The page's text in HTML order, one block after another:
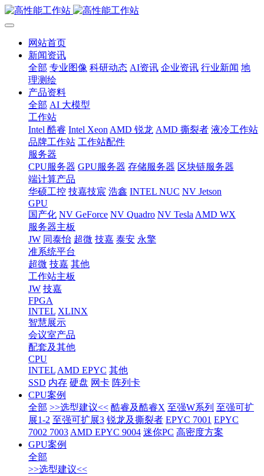
网站首页
新闻资讯
全部 专业图像 科研动态 AI资讯 企业资讯 行业新闻 地
理测绘
产品资料
全部 AI 大模型
工作站
Intel 酷睿 Intel Xeon AMD 锐龙 AMD 撕裂者 液冷工作站
品牌工作站 工作站配件
服务器
CPU服务器 GPU服务器 存储服务器 区块链服务器
端计算产品
华硕工控 技嘉技宸 浩鑫 INTEL NUC NV Jetson
GPU
国产化 NV GeForce NV Quadro NV Tesla AMD WX
服务器主板
JW 同泰怡 超微 技嘉 泰安 永擎
准系统平台
超微 技嘉 其他
工作站主板
JW 技嘉
FPGA
INTEL XLINX
智慧展示
会议室产品
配套及其他
CPU
INTEL AMD EPYC 其他
SSD 内存 硬盘 网卡 阵列卡
CPU案例
全部 >>选型建议<< 酷睿及酷睿X 至强W系列 至强可扩
展1-2 至强可扩展3 锐龙及撕裂者 EPYC 7001 EPYC
7002 7003 AMD EPYC 9004 迷你PC 高密度方案
GPU案例
全部
>>选型建议<<